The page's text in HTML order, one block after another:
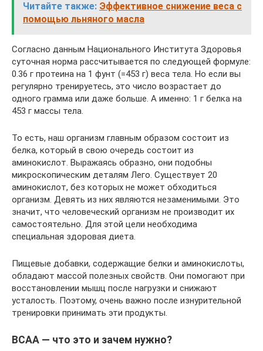
Читайте также: Эффективное снижение веса с
помощью льняного масла
Согласно данным Национального Института Здоровья
суточная норма рассчитывается по следующей формуле:
0.36 г протеина на 1 фунт (=453 г) веса тела. Но если вы
регулярно тренируетесь, это число возрастает до
одного грамма или даже больше. А именно: 1 г белка на
453 г массы тела.
То есть, наш организм главным образом состоит из
белка, который в свою очередь состоит из
аминокислот. Выражаясь образно, они подобны
микроскопическим деталям Лего. Существует 20
аминокислот, без которых не может обходиться
организм. Девять из них являются незаменимыми. Это
значит, что человеческий организм не производит их
самостоятельно. Для этой цели необходима
специальная здоровая диета.
Пищевые добавки, содержащие белки и аминокислоты,
обладают массой полезных свойств. Они помогают при
восстановлении мышц после нагрузки и снижают
усталость. Поэтому, очень важно после изнурительной
тренировки принимать эти продукты.
BCAA — что это и зачем нужно?